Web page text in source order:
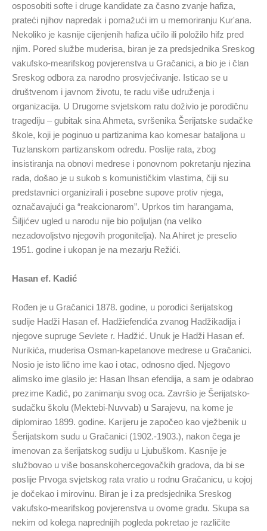
osposobiti softe i druge kandidate za časno zvanje hafiza,
prateći njihov napredak i pomažući im u memoriranju Kur'ana.
Nekoliko je kasnije cijenjenih hafiza učilo ili položilo hifz pred
njim. Pored službe muderisa, biran je za predsjednika Sreskog
vakufsko-mearifskog povjerenstva u Gračanici, a bio je i član
Sreskog odbora za narodno prosvjećivanje. Isticao se u
društvenom i javnom životu, te radu više udruženja i
organizacija. U Drugome svjetskom ratu doživio je porodičnu
tragediju – gubitak sina Ahmeta, svršenika Šerijatske sudačke
škole, koji je poginuo u partizanima kao komesar bataljona u
Tuzlanskom partizanskom odredu. Poslije rata, zbog
insistiranja na obnovi medrese i ponovnom pokretanju njezina
rada, došao je u sukob s komunističkim vlastima, čiji su
predstavnici organizirali i posebne supove protiv njega,
označavajući ga “reakcionarom”. Uprkos tim harangama,
Šiljićev ugled u narodu nije bio poljuljan (na veliko
nezadovoljstvo njegovih progonitelja). Na Ahiret je preselio
1951. godine i ukopan je na mezarju Režići.
Hasan ef. Kadić
Rođen je u Gračanici 1878. godine, u porodici šerijatskog
sudije Hadži Hasan ef. Hadžiefendića zvanog Hadžikadija i
njegove supruge Sevlete r. Hadžić. Unuk je Hadži Hasan ef.
Nurikića, muderisa Osman-kapetanove medrese u Gračanici.
Nosio je isto lično ime kao i otac, odnosno djed. Njegovo
alimsko ime glasilo je: Hasan Ihsan efendija, a sam je odabrao
prezime Kadić, po zanimanju svog oca. Završio je Šerijatsko-
sudačku školu (Mektebi-Nuvvab) u Sarajevu, na kome je
diplomirao 1899. godine. Karijeru je započeo kao vježbenik u
Šerijatskom sudu u Gračanici (1902.-1903.), nakon čega je
imenovan za šerijatskog sudiju u Ljubuškom. Kasnije je
službovao u više bosanskohercegovačkih gradova, da bi se
poslije Prvoga svjetskog rata vratio u rodnu Gračanicu, u kojoj
je dočekao i mirovinu. Biran je i za predsjednika Sreskog
vakufsko-mearifskog povjerenstva u ovome gradu. Skupa sa
nekim od kolega naprednijih pogleda pokretao je različite